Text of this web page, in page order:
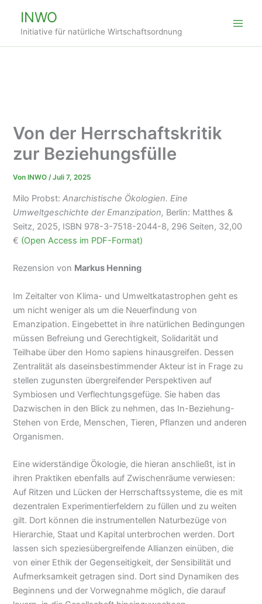
springen
INWO
Initiative für natürliche Wirtschaftsordnung
Von der Herrschaftskritik
zur Beziehungsfülle
Von INWO/Juli 7, 2025
Milo Probst:Anarchistische Ökologien. Eine
Umweltgeschichte der Emanzipation, Berlin: Matthes &
Seitz, 2025, ISBN 978-3-7518-2044-8, 296 Seiten, 32,00
€ (Open Access im PDF-Format)
Rezension von Markus Henning
Im Zeitalter von Klima- und Umweltkatastrophen geht es
um nicht weniger als um die Neuerfindung von
Emanzipation. Eingebettet in ihre natürlichen Bedingungen
müssen Befreiung und Gerechtigkeit, Solidarität und
Teilhabe über den Homo sapiens hinausgreifen. Dessen
Zentralität als daseinsbestimmender Akteur ist in Frage zu
stellen zugunsten übergreifender Perspektiven auf
Symbiosen und Verflechtungsgefüge. Sie haben das
Dazwischen in den Blick zu nehmen, das In-Beziehung-
Stehen von Erde, Menschen, Tieren, Pflanzen und anderen
Organismen.
Eine widerständige Ökologie, die hieran anschließt, ist in
ihren Praktiken ebenfalls auf Zwischenräume verwiesen:
Auf Ritzen und Lücken der Herrschaftssysteme, die es mit
dezentralen Experimentierfeldern zu füllen und zu weiten
gilt. Dort können die instrumentellen Naturbezüge von
Hierarchie, Staat und Kapital unterbrochen werden. Dort
lassen sich speziesübergreifende Allianzen einüben, die
von einer Ethik der Gegenseitigkeit, der Sensibilität und
Aufmerksamkeit getragen sind. Dort sind Dynamiken des
Beginnens und der Vorwegnahme möglich, die darauf